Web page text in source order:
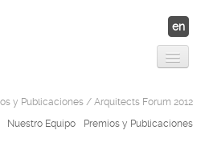
en
Nosotros
Nuestro Equipo
Premios y Publicaciones
y Publicaciones / Arquitects Forum 2012
Nuestro Equipo Premios y Publicaciones